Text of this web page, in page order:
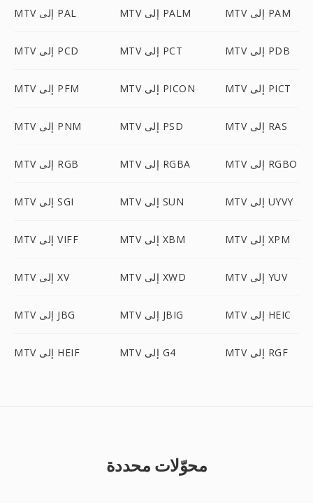
MTV إلى PAL MTV إلى PALM MTV إلى PAM
MTV إلى PCD MTV إلى PCT MTV إلى PDB
MTV إلى PFM MTV إلى PICON MTV إلى PICT
MTV إلى PNM MTV إلى PSD MTV إلى RAS
MTV إلى RGB MTV إلى RGBA MTV إلى RGBO
MTV إلى SGI MTV إلى SUN MTV إلى UYVY
MTV إلى VIFF MTV إلى XBM MTV إلى XPM
MTV إلى XV MTV إلى XWD MTV إلى YUV
MTV إلى JBG MTV إلى JBIG MTV إلى HEIC
MTV إلى HEIF MTV إلى G4 MTV إلى RGF
محوّلات محددة